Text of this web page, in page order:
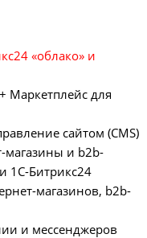
«облако» и
Маркетплейс для
сайтом (CMS)
магазины и b2b-
1С-Битрикс24
магазинов, b2b-
и мессенджеров